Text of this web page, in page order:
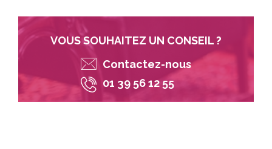
VOUS SOUHAITEZ UN CONSEIL ?
Contactez-nous
01 39 56 12 55